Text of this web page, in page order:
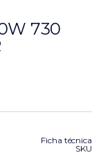
730
Ficha técnica
SKU